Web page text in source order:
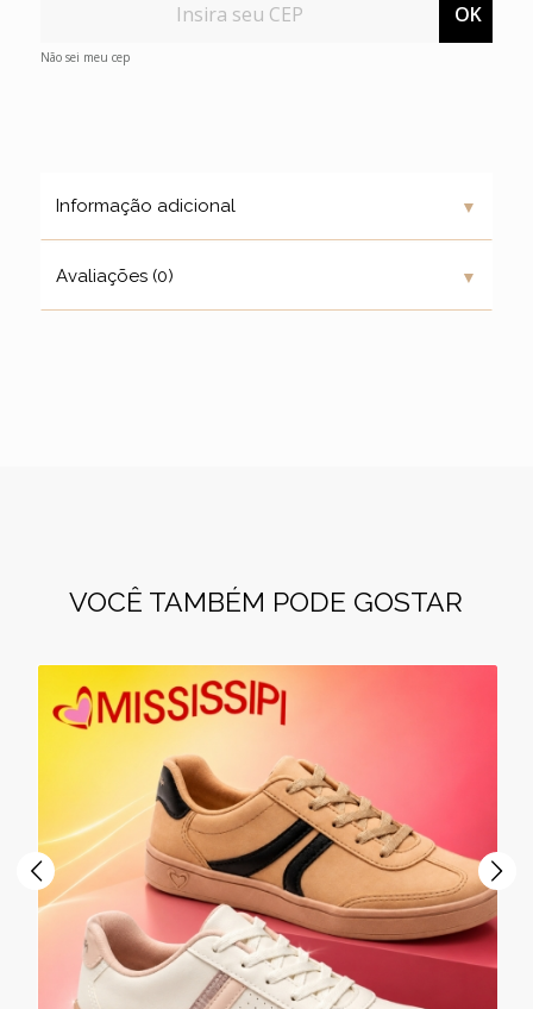
OK
Não sei meu cep
Informação adicional ▼
Avaliações (0) ▼
VOCÊ TAMBÉM PODE GOSTAR